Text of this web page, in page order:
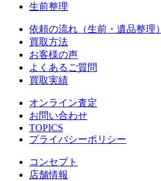
生前整理
依頼の流れ（生前・遺品整理）
買取方法
お客様の声
よくあるご質問
買取実績
オンライン査定
お問い合わせ
TOPICS
プライバシーポリシー
コンセプト
店舗情報